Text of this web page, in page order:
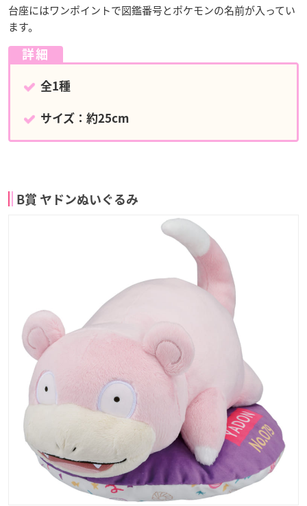
台座にはワンポイントで図鑑番号とポケモンの名前が入ってい
ます。
詳細
全1種
サイズ：約25cm
B賞 ヤドンぬいぐるみ